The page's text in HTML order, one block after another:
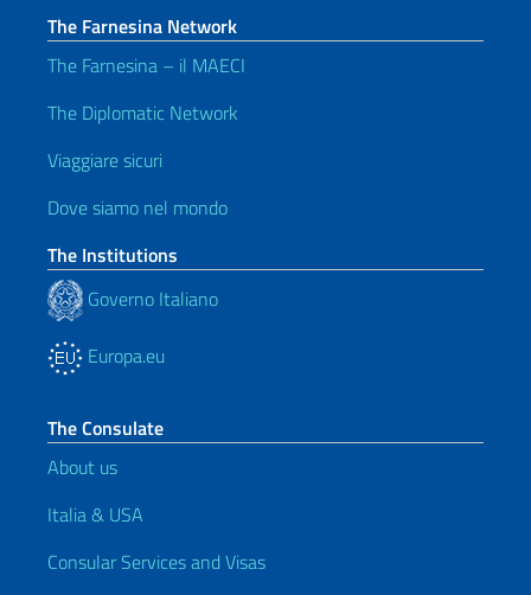
The Farnesina Network
The Farnesina – il MAECI
The Diplomatic Network
Viaggiare sicuri
Dove siamo nel mondo
The Institutions
Governo Italiano
Europa.eu
The Consulate
About us
Italia & USA
Consular Services and Visas